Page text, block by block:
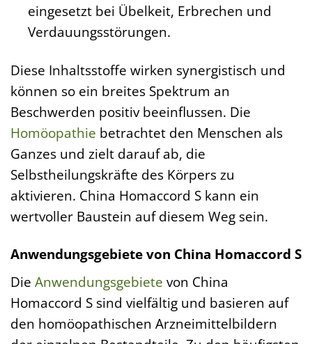
eingesetzt bei Übelkeit, Erbrechen und
Verdauungsstörungen.
Diese Inhaltsstoffe wirken synergistisch und
können so ein breites Spektrum an
Beschwerden positiv beeinflussen. Die
Homöopathie betrachtet den Menschen als
Ganzes und zielt darauf ab, die
Selbstheilungskräfte des Körpers zu
aktivieren. China Homaccord S kann ein
wertvoller Baustein auf diesem Weg sein.
Anwendungsgebiete von China Homaccord S
Die Anwendungsgebiete von China
Homaccord S sind vielfältig und basieren auf
den homöopathischen Arzneimittelbildern